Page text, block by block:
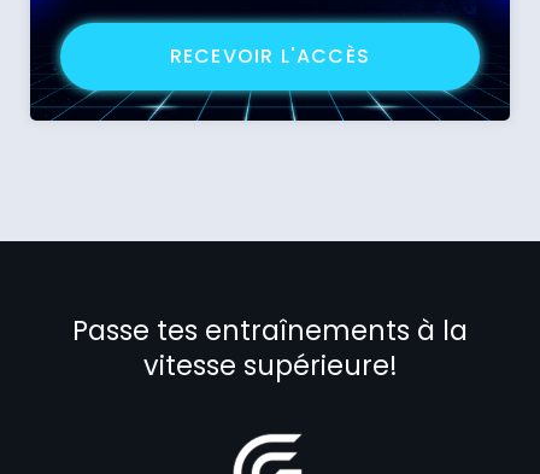
RECEVOIR L'ACCÈS
Passe tes entraînements à la
vitesse supérieure!